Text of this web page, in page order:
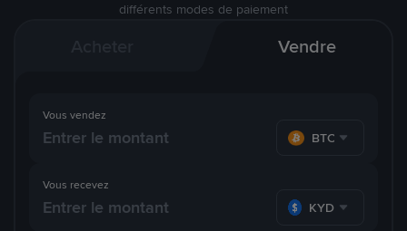
différents modes de paiement
Vendre
Vous recevez
KYD
Vous vendez
BTC